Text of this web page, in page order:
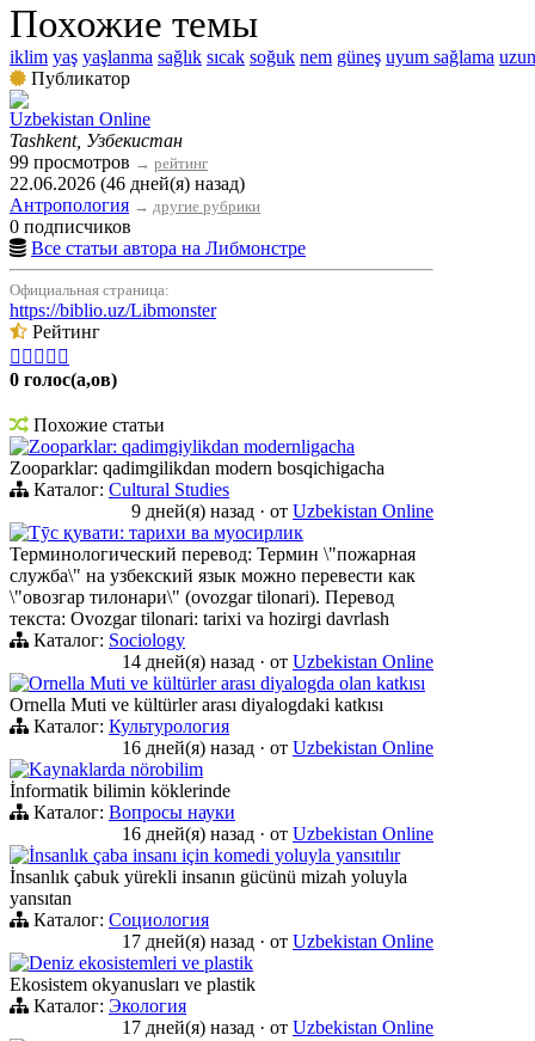
Похожие темы
iklim yaş yaşlanma sağlık sıcak soğuk nem güneş uyum sağlama
Публикатор
Uzbekistan Online
Tashkent, Узбекистан
99 просмотров → рейтинг
22.06.2026 (46 дней(я) назад)
Антропология → другие рубрики
0 подписчиков
Все статьи автора на Либмонстре
Официальная страница:
https://biblio.uz/Libmonster
Рейтинг
    
0 голос(а,ов)
Похожие статьи
Zooparklar: qadimgiylikdan modernligacha
Zooparklar: qadimgilikdan modern bosqichigacha
Каталог: Cultural Studies
9 дней(я) назад · от Uzbekistan Online
Тӯс қувати: тарихи ва муосирлик
Терминологический перевод: Термин \"пожарная
служба\" на узбекский язык можно перевести как
\"овозгар тилонари\" (ovozgar tilonari). Перевод
текста: Ovozgar tilonari: tarixi va hozirgi davrlash
Каталог: Sociology
14 дней(я) назад · от Uzbekistan Online
Ornella Muti ve kültürler arası diyalogda olan katkısı
Ornella Muti ve kültürler arası diyalogdaki katkısı
Каталог: Культурология
16 дней(я) назад · от Uzbekistan Online
Kaynaklarda nörobilim
İnformatik bilimin köklerinde
Каталог: Вопросы науки
16 дней(я) назад · от Uzbekistan Online
İnsanlık çaba insanı için komedi yoluyla yansıtılır
İnsanlık çabuk yürekli insanın gücünü mizah yoluyla
yansıtan
Каталог: Социология
17 дней(я) назад · от Uzbekistan Online
Deniz ekosistemleri ve plastik
Ekosistem okyanusları ve plastik
Каталог: Экология
17 дней(я) назад · от Uzbekistan Online